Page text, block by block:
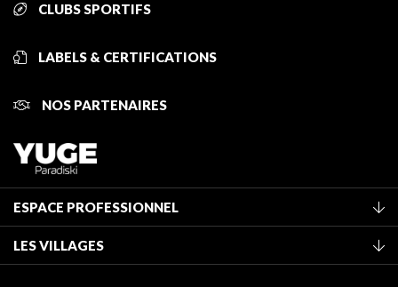
CLUBS SPORTIFS
LABELS & CERTIFICATIONS
NOS PARTENAIRES
ESPACE PROFESSIONNEL
Classement des meublés
LES VILLAGES